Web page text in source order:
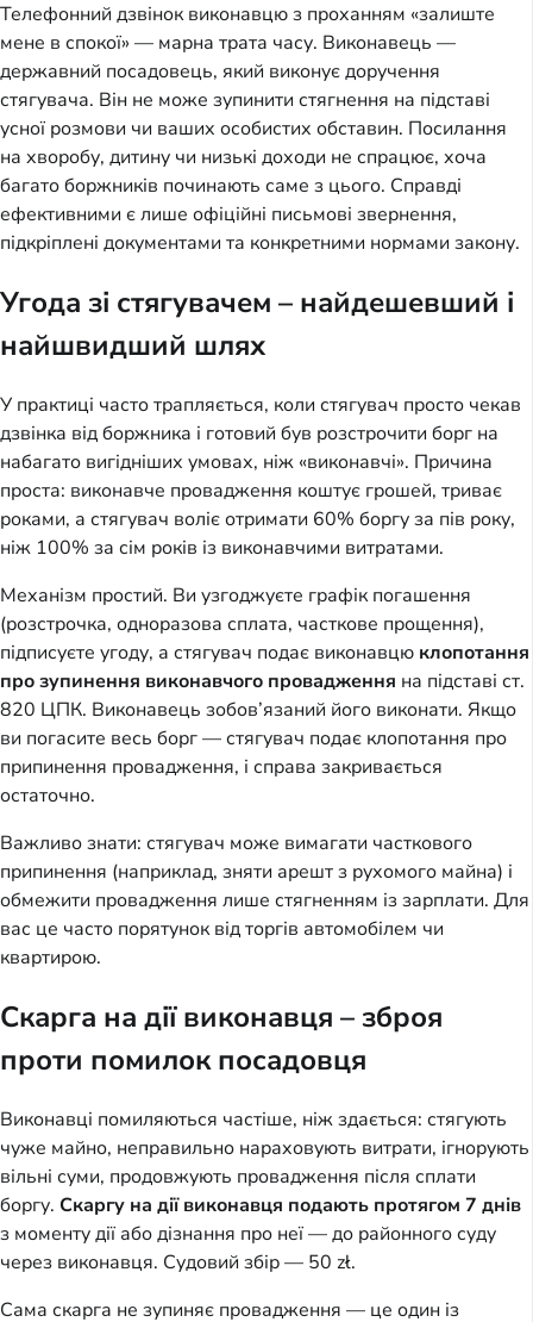
Телефонний дзвінок виконавцю з проханням «залиште
мене в спокої» — марна трата часу. Виконавець —
державний посадовець, який виконує доручення
стягувача. Він не може зупинити стягнення на підставі
усної розмови чи ваших особистих обставин. Посилання
на хворобу, дитину чи низькі доходи не спрацює, хоча
багато боржників починають саме з цього. Справді
ефективними є лише офіційні письмові звернення,
підкріплені документами та конкретними нормами закону.
Угода зі стягувачем – найдешевший і
найшвидший шлях
У практиці часто трапляється, коли стягувач просто чекав
дзвінка від боржника і готовий був розстрочити борг на
набагато вигідніших умовах, ніж «виконавчі». Причина
проста: виконавче провадження коштує грошей, триває
роками, а стягувач воліє отримати 60% боргу за пів року,
ніж 100% за сім років із виконавчими витратами.
Механізм простий. Ви узгоджуєте графік погашення
(розстрочка, одноразова сплата, часткове прощення),
підписуєте угоду, а стягувач подає виконавцю клопотання
про зупинення виконавчого провадження на підставі ст.
820 ЦПК. Виконавець зобов’язаний його виконати. Якщо
ви погасите весь борг — стягувач подає клопотання про
припинення провадження, і справа закривається
остаточно.
Важливо знати: стягувач може вимагати часткового
припинення (наприклад, зняти арешт з рухомого майна) і
обмежити провадження лише стягненням із зарплати. Для
вас це часто порятунок від торгів автомобілем чи
квартирою.
Скарга на дії виконавця – зброя
проти помилок посадовця
Виконавці помиляються частіше, ніж здається: стягують
чуже майно, неправильно нараховують витрати, ігнорують
вільні суми, продовжують провадження після сплати
боргу. Скаргу на дії виконавця подають протягом 7 днів
з моменту дії або дізнання про неї — до районного суду
через виконавця. Судовий збір — 50 zł.
Сама скарга не зупиняє провадження — це один із